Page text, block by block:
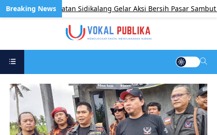
dan Kecamatan Sidikalang Gelar Aksi Bersih Pasar Sambut HUT